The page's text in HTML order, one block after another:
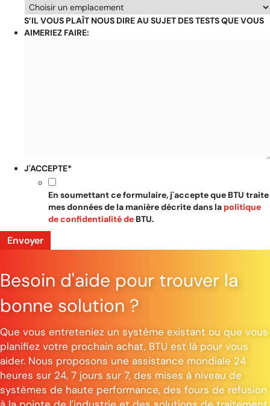
S’IL VOUS PLAÎT NOUS DIRE AU SUJET DES TESTS QUE VOUS
AIMERIEZ FAIRE:
J'ACCEPTE*
En soumettant ce formulaire, j'accepte que BTU traite
mes données de la manière décrite dans la politique
de confidentialité de BTU.
Besoin d'aide pour trouver la
bonne solution ?
Que vous entreteniez un système existant ou que vous
planifiez votre prochain achat, BTU est là pour vous
aider. Nous proposons une assistance mondiale 24
heures sur 24, 7 jours sur 7, des mises à niveau de
systèmes de haute performance, des fours de refusion